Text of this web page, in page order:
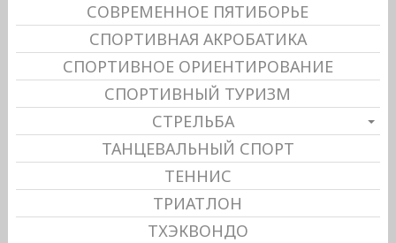
СОВРЕМЕННОЕ ПЯТИБОРЬЕ
СПОРТИВНАЯ АКРОБАТИКА
СПОРТИВНОЕ ОРИЕНТИРОВАНИЕ
СПОРТИВНЫЙ ТУРИЗМ
СТРЕЛЬБА
ТАНЦЕВАЛЬНЫЙ СПОРТ
ТЕННИС
ТРИАТЛОН
ТХЭКВОНДО